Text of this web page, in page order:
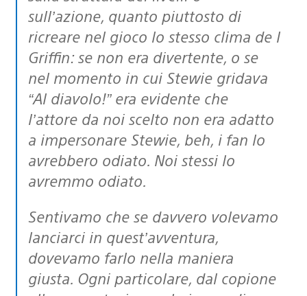
sull’azione, quanto piuttosto di
ricreare nel gioco lo stesso clima de I
Griffin: se non era divertente, o se
nel momento in cui Stewie gridava
“Al diavolo!” era evidente che
l’attore da noi scelto non era adatto
a impersonare Stewie, beh, i fan lo
avrebbero odiato. Noi stessi lo
avremmo odiato.
Sentivamo che se davvero volevamo
lanciarci in quest’avventura,
dovevamo farlo nella maniera
giusta. Ogni particolare, dal copione